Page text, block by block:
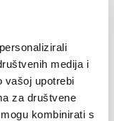
medija i
vašoj upotrebi
za društvene
kombinirati s
su nam kako